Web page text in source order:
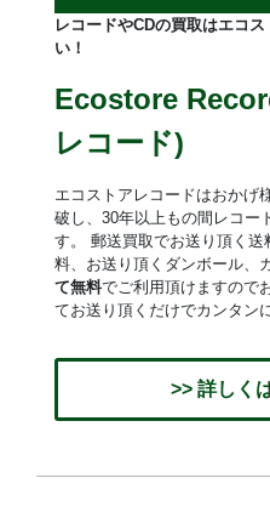
レコードやCDの買取はエコ
い！
Ecostore
レコード)
エコストアレコードはおかげ
破し、30年以上もの間レコー
す。 郵送買取でお送り頂く
料、お送り頂くダンボール、
て無料でご利用頂けますので
てお送り頂くだけでカンタン
>> 詳しく